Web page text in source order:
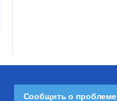
Сообщить о проблеме